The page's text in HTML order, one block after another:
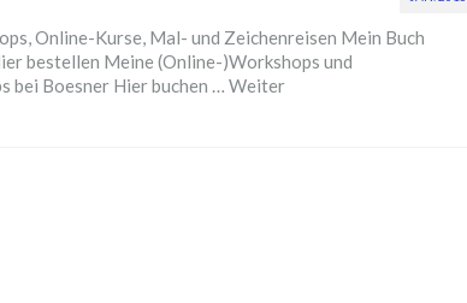
Online-Kurse, Mal- und Zeichenreisen Mein Buch
bestellen Meine (Online-)Workshops und
bei Boesner Hier buchen … Weiter